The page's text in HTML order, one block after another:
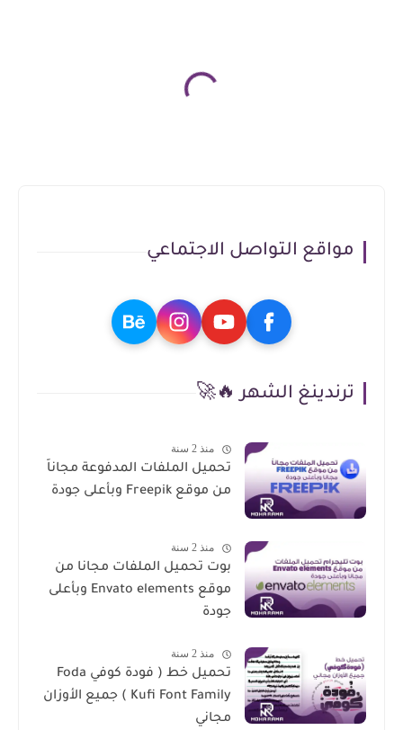
مواقع التواصل الاجتماعي
ترندينغ الشهر 🔥🚀
منذ 2 سنة
تحميل الملفات المدفوعة مجاناً
من موقع Freepik وبأعلى جودة
منذ 2 سنة
بوت تحميل الملفات مجانا من
موقع Envato elements وبأعلى
جودة
منذ 2 سنة
تحميل خط ( فودة كوفي Foda
Kufi Font Family ) جميع الأوزان
مجاني